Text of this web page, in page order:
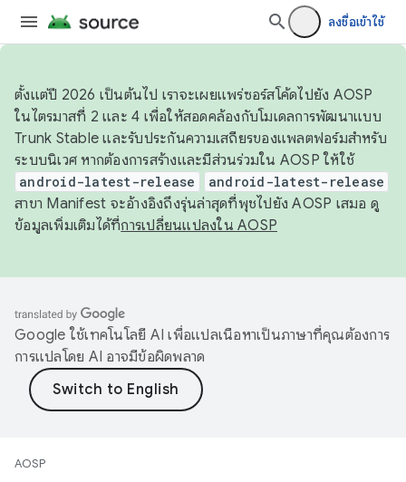
ลงชื่อเข้าใช้
ตั้งแต่ปี 2026 เป็นต้นไป เราจะเผยแพร่ซอร์สโค้ดไปยัง AOSP
ในไตรมาสที่ 2 และ 4 เพื่อให้สอดคล้องกับโมเดลการพัฒนาแบบ
Trunk Stable และรับประกันความเสถียรของแพลตฟอร์มสำหรับ
ระบบนิเวศ หากต้องการสร้างและมีส่วนร่วมใน AOSP ให้ใช้
android-latest-release android-latest-release
สาขา Manifest จะอ้างอิงถึงรุ่นล่าสุดที่พุชไปยัง AOSP เสมอ ดู
ข้อมูลเพิ่มเติมได้ที่การเปลี่ยนแปลงใน AOSP
Google ใช้เทคโนโลยี AI เพื่อแปลเนื้อหาเป็นภาษาที่คุณต้องการ
การแปลโดย AI อาจมีข้อผิดพลาด
AOSP